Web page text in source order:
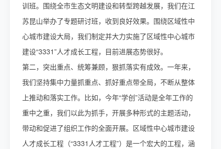
训班。围绕全市生态文明建设和转型跨越发展，我们在江
苏昆山举办了专题研讨班，收到良好效果。围绕区域性中
心城市建设大局，我们制定并大力实施了区域性中心城市
建设“3331”人才成长工程，目前进展态势很好。
第二，突出重点、统筹兼顾，狠抓落实有成效。一年来，
我们坚持集中力量抓重点、抓好重点带全局，不断从整体
上推动和落实工作。比如，今年“学创”活动是全年工作的
重中之重，我们以此为抓手，开展多种形式的主题活动，
带动和促进了组织工作的全面开展。区域性中心城市建设
人才成长工程（“3331人才工程”）是一个宏大的工程，涵